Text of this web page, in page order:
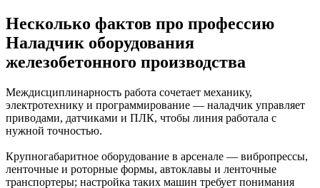
Несколько фактов про профессию
Наладчик оборудования
железобетонного производства
Междисциплинарность работа сочетает механику,
электротехнику и программирование — наладчик управляет
приводами, датчиками и ПЛК, чтобы линия работала с
нужной точностью.
Крупногабаритное оборудование в арсенале — вибропрессы,
ленточные и роторные формы, автоклавы и ленточные
транспортеры; настройка таких машин требует понимания